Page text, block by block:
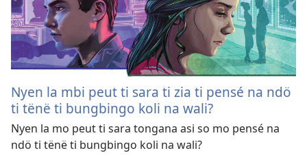
Nyen la mbi peut ti sara ti zia ti pensé na ndö
ti tënë ti bungbingo koli na wali?
Nyen la mo peut ti sara tongana asi so mo pensé na
ndö ti tënë ti bungbingo koli na wali?